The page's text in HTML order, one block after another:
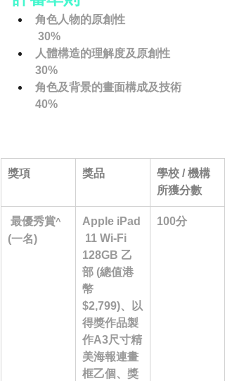
角色人物的原創性
30%
人體構造的理解度及原創性
30%
角色及背景的畫面構成及技術
40%
獎項 獎品
學校 / 機構
所獲分數
最優秀賞^
(一名)
Apple iPad
11 Wi-Fi
128GB 乙
部 (總值港
幣
$2,799)、以
得獎作品製
作A3尺寸精
美海報連畫
框乙個、獎
100分